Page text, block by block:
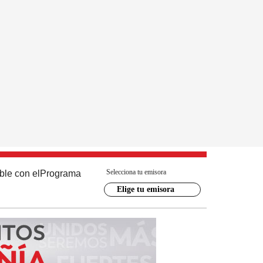
con el Programa Selecciona tu emisora
Elige tu emisora